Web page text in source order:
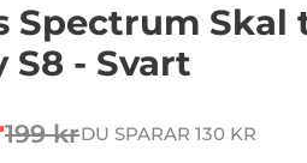
Spectrum Skal
S8 - Svart
tidigare pris
199 krDU SPARAR 130 KR